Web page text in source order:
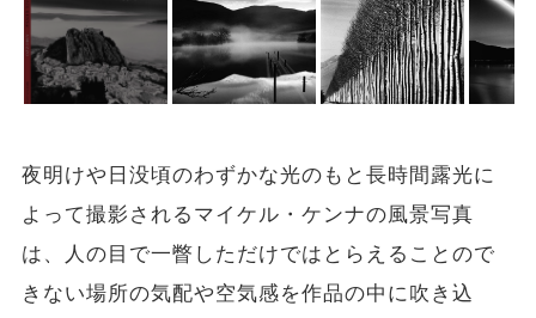
夜明けや日没頃のわずかな光のもと長時間露光に
よって撮影されるマイケル・ケンナの風景写真
は、人の目で一瞥しただけではとらえることので
きない場所の気配や空気感を作品の中に吹き込